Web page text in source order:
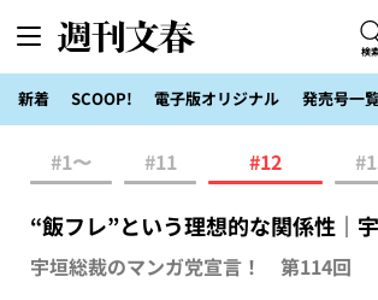
検
新着 SCOOP! 電子版オリジナル 発売号一
#1〜 #11 #12
“飯フレ”という理想的な関係性｜
宇垣総裁のマンガ党宣言！ 第114回